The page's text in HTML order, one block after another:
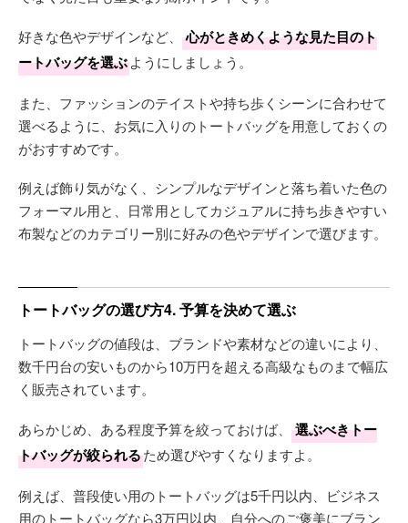
好きな色やデザインなど、
心がときめくような見た目のト
ートバッグを選ぶようにしましょう。
また、ファッションのテイストや持ち歩くシーンに合わせて
選べるように、お気に入りのトートバッグを用意しておくの
がおすすめです。
例えば飾り気がなく、シンプルなデザインと落ち着いた色の
フォーマル用と、日常用としてカジュアルに持ち歩きやすい
布製などのカテゴリー別に好みの色やデザインで選びます。
トートバッグの選び方4. 予算を決めて選ぶ
トートバッグの値段は、ブランドや素材などの違いにより、
数千円台の安いものから10万円を超える高級なものまで幅広
く販売されています。
あらかじめ、ある程度予算を絞っておけば、
選ぶべきトー
トバッグが絞られるため選びやすくなりますよ。
例えば、普段使い用のトートバッグは5千円以内、ビジネス
用のトートバッグなら3万円以内、自分へのご褒美にブラン